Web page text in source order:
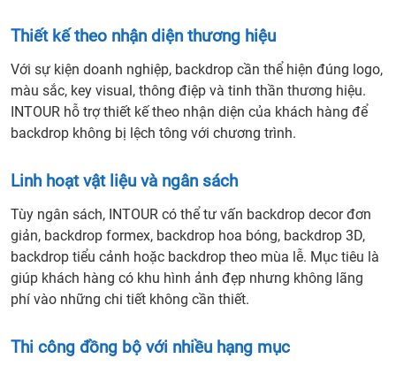
Thiết kế theo nhận diện thương hiệu
Với sự kiện doanh nghiệp, backdrop cần thể hiện đúng logo,
màu sắc, key visual, thông điệp và tinh thần thương hiệu.
INTOUR hỗ trợ thiết kế theo nhận diện của khách hàng để
backdrop không bị lệch tông với chương trình.
Linh hoạt vật liệu và ngân sách
Tùy ngân sách, INTOUR có thể tư vấn backdrop decor đơn
giản, backdrop formex, backdrop hoa bóng, backdrop 3D,
backdrop tiểu cảnh hoặc backdrop theo mùa lễ. Mục tiêu là
giúp khách hàng có khu hình ảnh đẹp nhưng không lãng
phí vào những chi tiết không cần thiết.
Thi công đồng bộ với nhiều hạng mục